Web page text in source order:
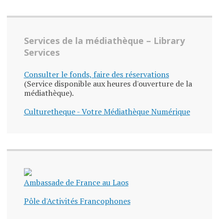
Services de la médiathèque – Library
Services
Consulter le fonds, faire des réservations
(Service disponible aux heures d'ouverture de la
médiathèque).
Culturetheque - Votre Médiathèque Numérique
Ambassade de France au Laos
Pôle d'Activités Francophones